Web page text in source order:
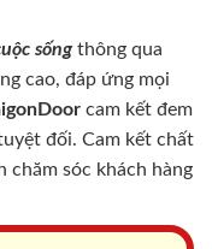
sốngthông qua
cao, đáp ứng mọi
cam kết đem
đối. Cam kết chất
chăm sóc khách hàng